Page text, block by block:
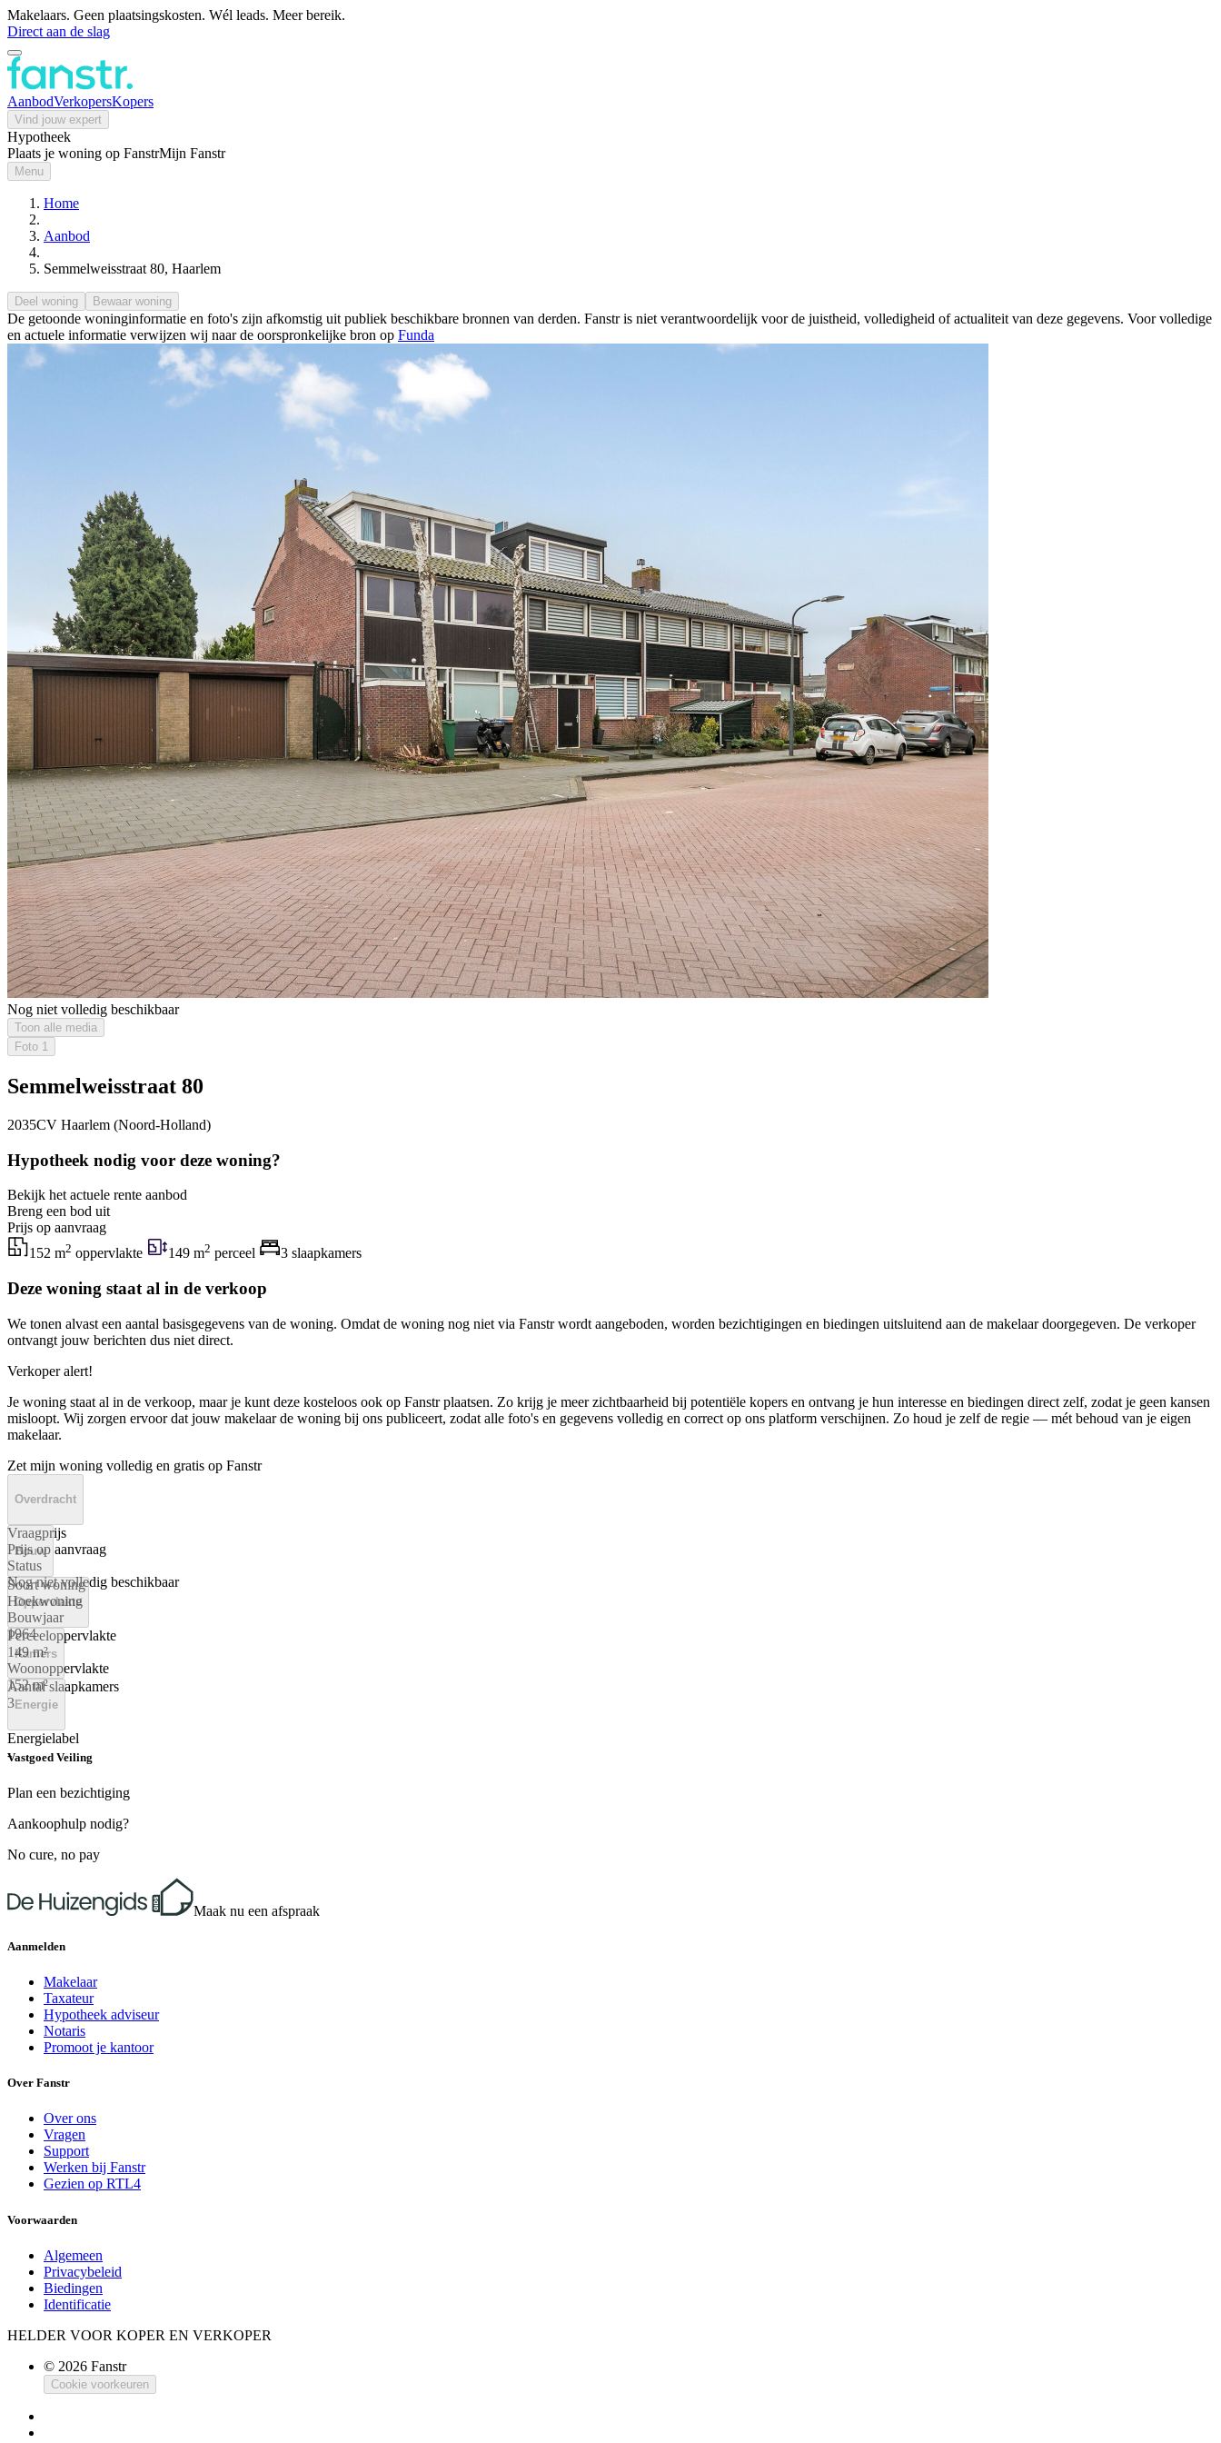
Makelaars. Geen plaatsingskosten. Wél leads. Meer bereik.
Direct aan de slag
AanbodVerkopersKopers
Vind jouw expert
Hypotheek
Plaats je woning op FanstrMijn Fanstr
Menu
Home
Aanbod
Semmelweisstraat 80, Haarlem
Deel woning Bewaar woning
De getoonde woninginformatie en foto's zijn afkomstig uit publiek beschikbare bronnen van derden. Fanstr is niet verantwoordelijk voor de juistheid, volledigheid of actualiteit van deze gegevens. Voor volledige
en actuele informatie verwijzen wij naar de oorspronkelijke bron op Funda
Nog niet volledig beschikbaar
Toon alle media
Foto 1
Semmelweisstraat 80
2035CV Haarlem (Noord-Holland)
Hypotheek nodig voor deze woning?
Bekijk het actuele rente aanbod
Breng een bod uit
Prijs op aanvraag
152 m2 oppervlakte 149 m2 perceel 3 slaapkamers
Deze woning staat al in de verkoop
We tonen alvast een aantal basisgegevens van de woning. Omdat de woning nog niet via Fanstr wordt aangeboden, worden bezichtigingen en biedingen uitsluitend aan de makelaar doorgegeven. De verkoper
ontvangt jouw berichten dus niet direct.
Verkoper alert!
Je woning staat al in de verkoop, maar je kunt deze kosteloos ook op Fanstr plaatsen. Zo krijg je meer zichtbaarheid bij potentiële kopers en ontvang je hun interesse en biedingen direct zelf, zodat je geen kansen
misloopt. Wij zorgen ervoor dat jouw makelaar de woning bij ons publiceert, zodat alle foto's en gegevens volledig en correct op ons platform verschijnen. Zo houd je zelf de regie — mét behoud van je eigen
makelaar.
Zet mijn woning volledig en gratis op Fanstr
Overdracht
Vraagprijs
Prijs op aanvraag
Status
Nog niet volledig beschikbaar
Bouw
Soort woning
Hoekwoning
Bouwjaar
1964
Oppervlakte
Perceeloppervlakte
149 m²
Woonoppervlakte
152 m²
Kamers
Aantal slaapkamers
3 Energie
Energielabel
-
Vastgoed Veiling
Plan een bezichtiging
Aankoophulp nodig?
No cure, no pay
Maak nu een afspraak
Aanmelden
Makelaar
Taxateur
Hypotheek adviseur
Notaris
Promoot je kantoor
Over Fanstr
Over ons
Vragen
Support
Werken bij Fanstr
Gezien op RTL4
Voorwaarden
Algemeen
Privacybeleid
Biedingen
Identificatie
HELDER VOOR KOPER EN VERKOPER
© 2026 Fanstr
Cookie voorkeuren